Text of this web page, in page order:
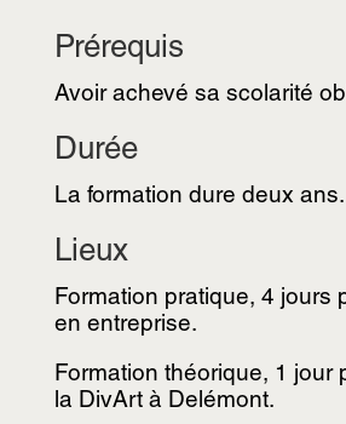
Prérequis
Avoir achevé sa scolarité
Durée
La formation dure deux ans.
Lieux
Formation pratique, 4 jours
en entreprise.
Formation théorique, 1 jour
la DivArt à Delémont.